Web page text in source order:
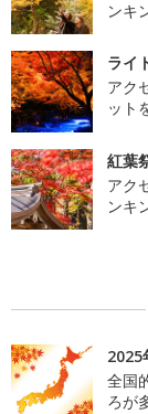
ンキ
ライ
アク
ット
紅葉
アク
ンキ
2025
全国
ろが